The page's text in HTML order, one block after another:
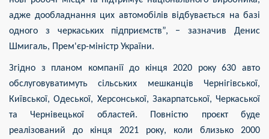
адже дообладнання цих автомобілів відбувається на базі
одного з черкаських підприємств”, − зазначив Денис
Шмигаль, Прем'єр-міністр України.
Згідно з планом компанії до кінця 2020 року 630 авто
обслуговуватимуть сільських мешканців Чернігівської,
Київської, Одеської, Херсонської, Закарпатської, Черкаської
та Чернівецької областей. Повністю проєкт буде
реалізований до кінця 2021 року, коли близько 2000